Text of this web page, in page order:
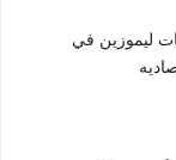
ليموزين في